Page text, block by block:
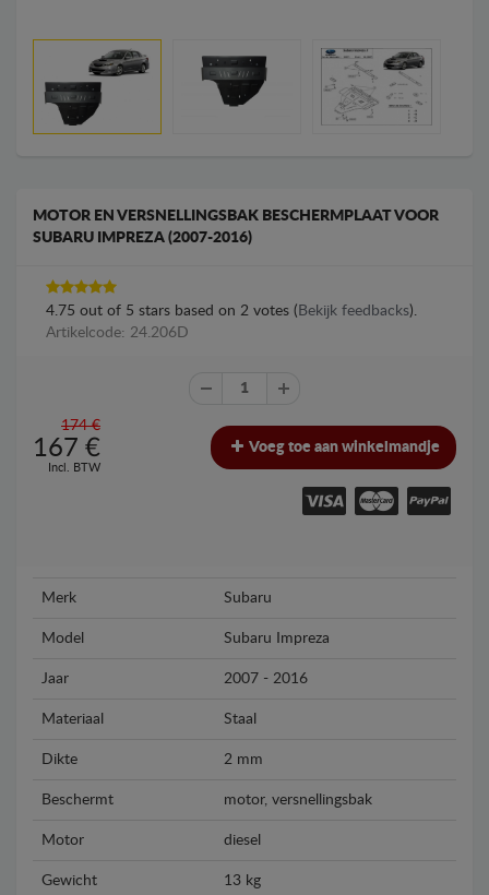
MOTOR EN VERSNELLINGSBAK BESCHERMPLAAT VOOR
SUBARU IMPREZA (2007-2016)
4.75 out of 5 stars based on 2 votes ( Bekijk feedbacks).
Artikelcode: 24.206D
174 €
167 €
Incl. BTW
Voeg toe aan winkelmandje
Merk Subaru
Model Subaru Impreza
Jaar 2007 - 2016
Materiaal Staal
Dikte 2 mm
Beschermt motor, versnellingsbak
Motor diesel
Gewicht 13 kg